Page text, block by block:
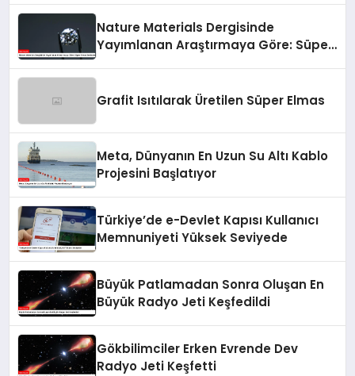
Nature Materials Dergisinde
Yayımlanan Araştırmaya Göre: Süper
Grafit Isıtılarak Üretilen Süper Elmas
Meta, Dünyanın En Uzun Su Altı Kablo
Projesini Başlatıyor
Türkiye’de e-Devlet Kapısı Kullanıcı
Memnuniyeti Yüksek Seviyede
Büyük Patlamadan Sonra Oluşan En
Büyük Radyo Jeti Keşfedildi
Gökbilimciler Erken Evrende Dev
Radyo Jeti Keşfetti